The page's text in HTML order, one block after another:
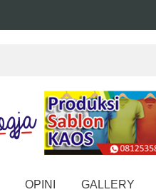
OPINI GALLERY